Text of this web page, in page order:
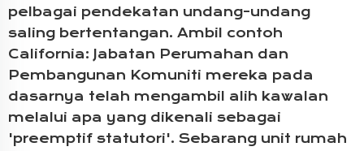
pelbagai pendekatan undang-undang
saling bertentangan. Ambil contoh
California: Jabatan Perumahan dan
Pembangunan Komuniti mereka pada
dasarnya telah mengambil alih kawalan
melalui apa yang dikenali sebagai
'preemptif statutori'. Sebarang unit rumah